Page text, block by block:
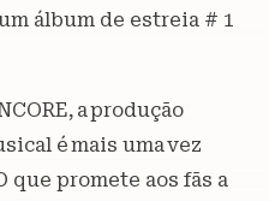
álbum de estreia # 1
a produção
é mais uma vez
que promete aos fãs a